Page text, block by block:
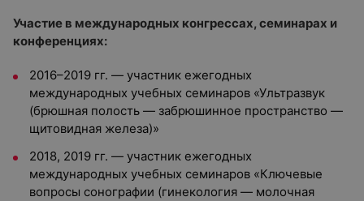
Участие в международных конгрессах, семинарах и
конференциях:
2016–2019 гг. — участник ежегодных
международных учебных семинаров «Ультразвук
(брюшная полость — забрюшинное пространство —
щитовидная железа)»
2018, 2019 гг. — участник ежегодных
международных учебных семинаров «Ключевые
вопросы сонографии (гинекология — молочная